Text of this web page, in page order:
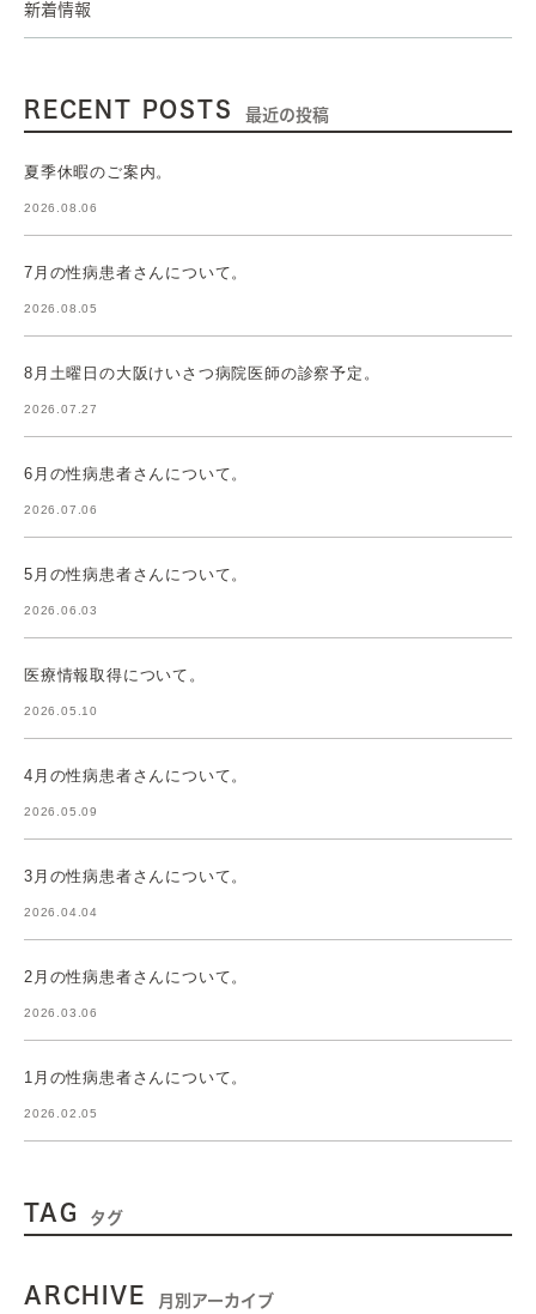
新着情報
RECENT POSTS 最近の投稿
夏季休暇のご案内。
2026.08.06
7月の性病患者さんについて。
2026.08.05
8月土曜日の大阪けいさつ病院医師の診察予定。
2026.07.27
6月の性病患者さんについて。
2026.07.06
5月の性病患者さんについて。
2026.06.03
医療情報取得について。
2026.05.10
4月の性病患者さんについて。
2026.05.09
3月の性病患者さんについて。
2026.04.04
2月の性病患者さんについて。
2026.03.06
1月の性病患者さんについて。
2026.02.05
TAG タグ
ARCHIVE 月別アーカイブ